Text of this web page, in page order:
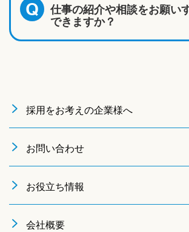
Q 仕事の紹介や相談をお願い
できますか？
採用をお考えの企業様へ
お問い合わせ
お役立ち情報
会社概要